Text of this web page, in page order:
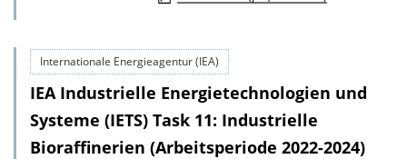
w
n
l
o
Internationale Energieagentur (IEA)
IEA Industrielle Energietechnologien und
Systeme (IETS) Task 11: Industrielle
Bioraffinerien (Arbeitsperiode 2022-2024)